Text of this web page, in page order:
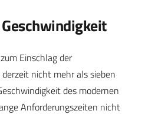
Einschlag der
nicht mehr als sieben
des modernen
Anforderungszeiten nicht